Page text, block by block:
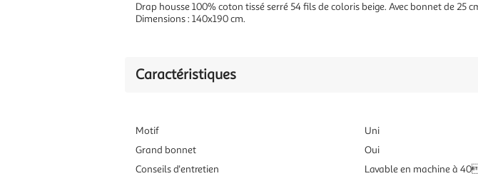
Drap housse 100% coton tissé serré 54 fils de coloris beige. Avec bonnet de 25
Dimensions : 140x190 cm.
Caractéristiques
Motif
Uni
Grand bonnet
Oui
Conseils d'entretien
Lavable en machine à